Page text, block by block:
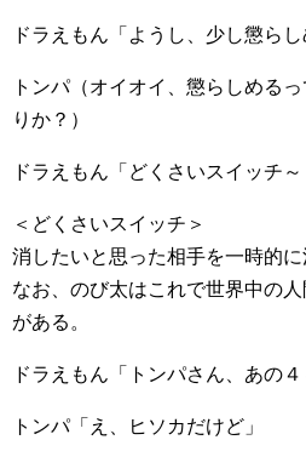
ドラえもん「ようし、少し懲らし
トンパ（オイオイ、懲らしめる
りか？）
ドラえもん「どくさいスイッチ～
＜どくさいスイッチ＞
消したいと思った相手を一時的に
なお、のび太はこれで世界中の
がある。
ドラえもん「トンパさん、あの
トンパ「え、ヒソカだけど」